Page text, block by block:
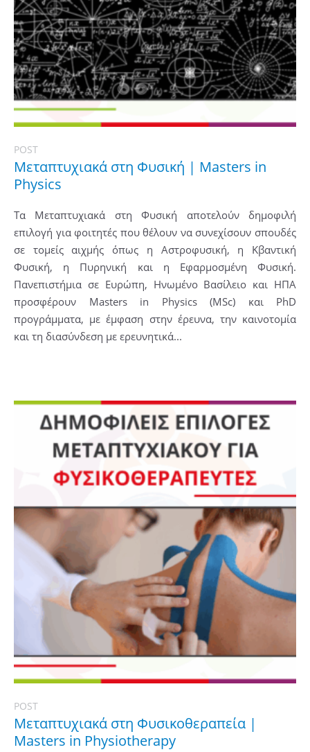
POST
Μεταπτυχιακά στη Φυσική | Masters in
Physics
Τα Μεταπτυχιακά στη Φυσική αποτελούν δημοφιλή
επιλογή για φοιτητές που θέλουν να συνεχίσουν σπουδές
σε τομείς αιχμής όπως η Αστροφυσική, η Κβαντική
Φυσική, η Πυρηνική και η Εφαρμοσμένη Φυσική.
Πανεπιστήμια σε Ευρώπη, Ηνωμένο Βασίλειο και ΗΠΑ
προσφέρουν Masters in Physics (MSc) και PhD
προγράμματα, με έμφαση στην έρευνα, την καινοτομία
και τη διασύνδεση με ερευνητικά...
POST
Μεταπτυχιακά στη Φυσικοθεραπεία |
Masters in Physiotherapy